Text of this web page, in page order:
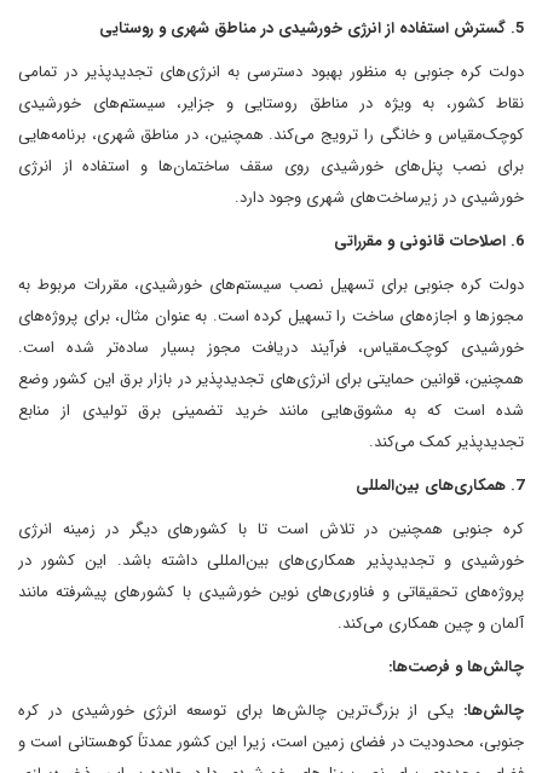
5. گسترش استفاده از انرژی خورشیدی در مناطق شهری و روستایی
دولت کره جنوبی به منظور بهبود دسترسی به انرژی‌های تجدیدپذیر در تمامی
نقاط کشور، به ویژه در مناطق روستایی و جزایر، سیستم‌های خورشیدی
کوچک‌مقیاس و خانگی را ترویج می‌کند. همچنین، در مناطق شهری، برنامه‌هایی
برای نصب پنل‌های خورشیدی روی سقف ساختمان‌ها و استفاده از انرژی
خورشیدی در زیرساخت‌های شهری وجود دارد.
6. اصلاحات قانونی و مقرراتی
دولت کره جنوبی برای تسهیل نصب سیستم‌های خورشیدی، مقررات مربوط به
مجوزها و اجازه‌های ساخت را تسهیل کرده است. به عنوان مثال، برای پروژه‌های
خورشیدی کوچک‌مقیاس، فرآیند دریافت مجوز بسیار ساده‌تر شده است.
همچنین، قوانین حمایتی برای انرژی‌های تجدیدپذیر در بازار برق این کشور وضع
شده است که به مشوق‌هایی مانند خرید تضمینی برق تولیدی از منابع
تجدیدپذیر کمک می‌کند.
7. همکاری‌های بین‌المللی
کره جنوبی همچنین در تلاش است تا با کشورهای دیگر در زمینه انرژی
خورشیدی و تجدیدپذیر همکاری‌های بین‌المللی داشته باشد. این کشور در
پروژه‌های تحقیقاتی و فناوری‌های نوین خورشیدی با کشورهای پیشرفته مانند
آلمان و چین همکاری می‌کند.
چالش‌ها و فرصت‌ها:
چالش‌ها: یکی از بزرگ‌ترین چالش‌ها برای توسعه انرژی خورشیدی در کره
جنوبی، محدودیت در فضای زمین است، زیرا این کشور عمدتاً کوهستانی است و